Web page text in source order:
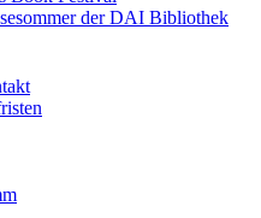
der DAI Bibliothek